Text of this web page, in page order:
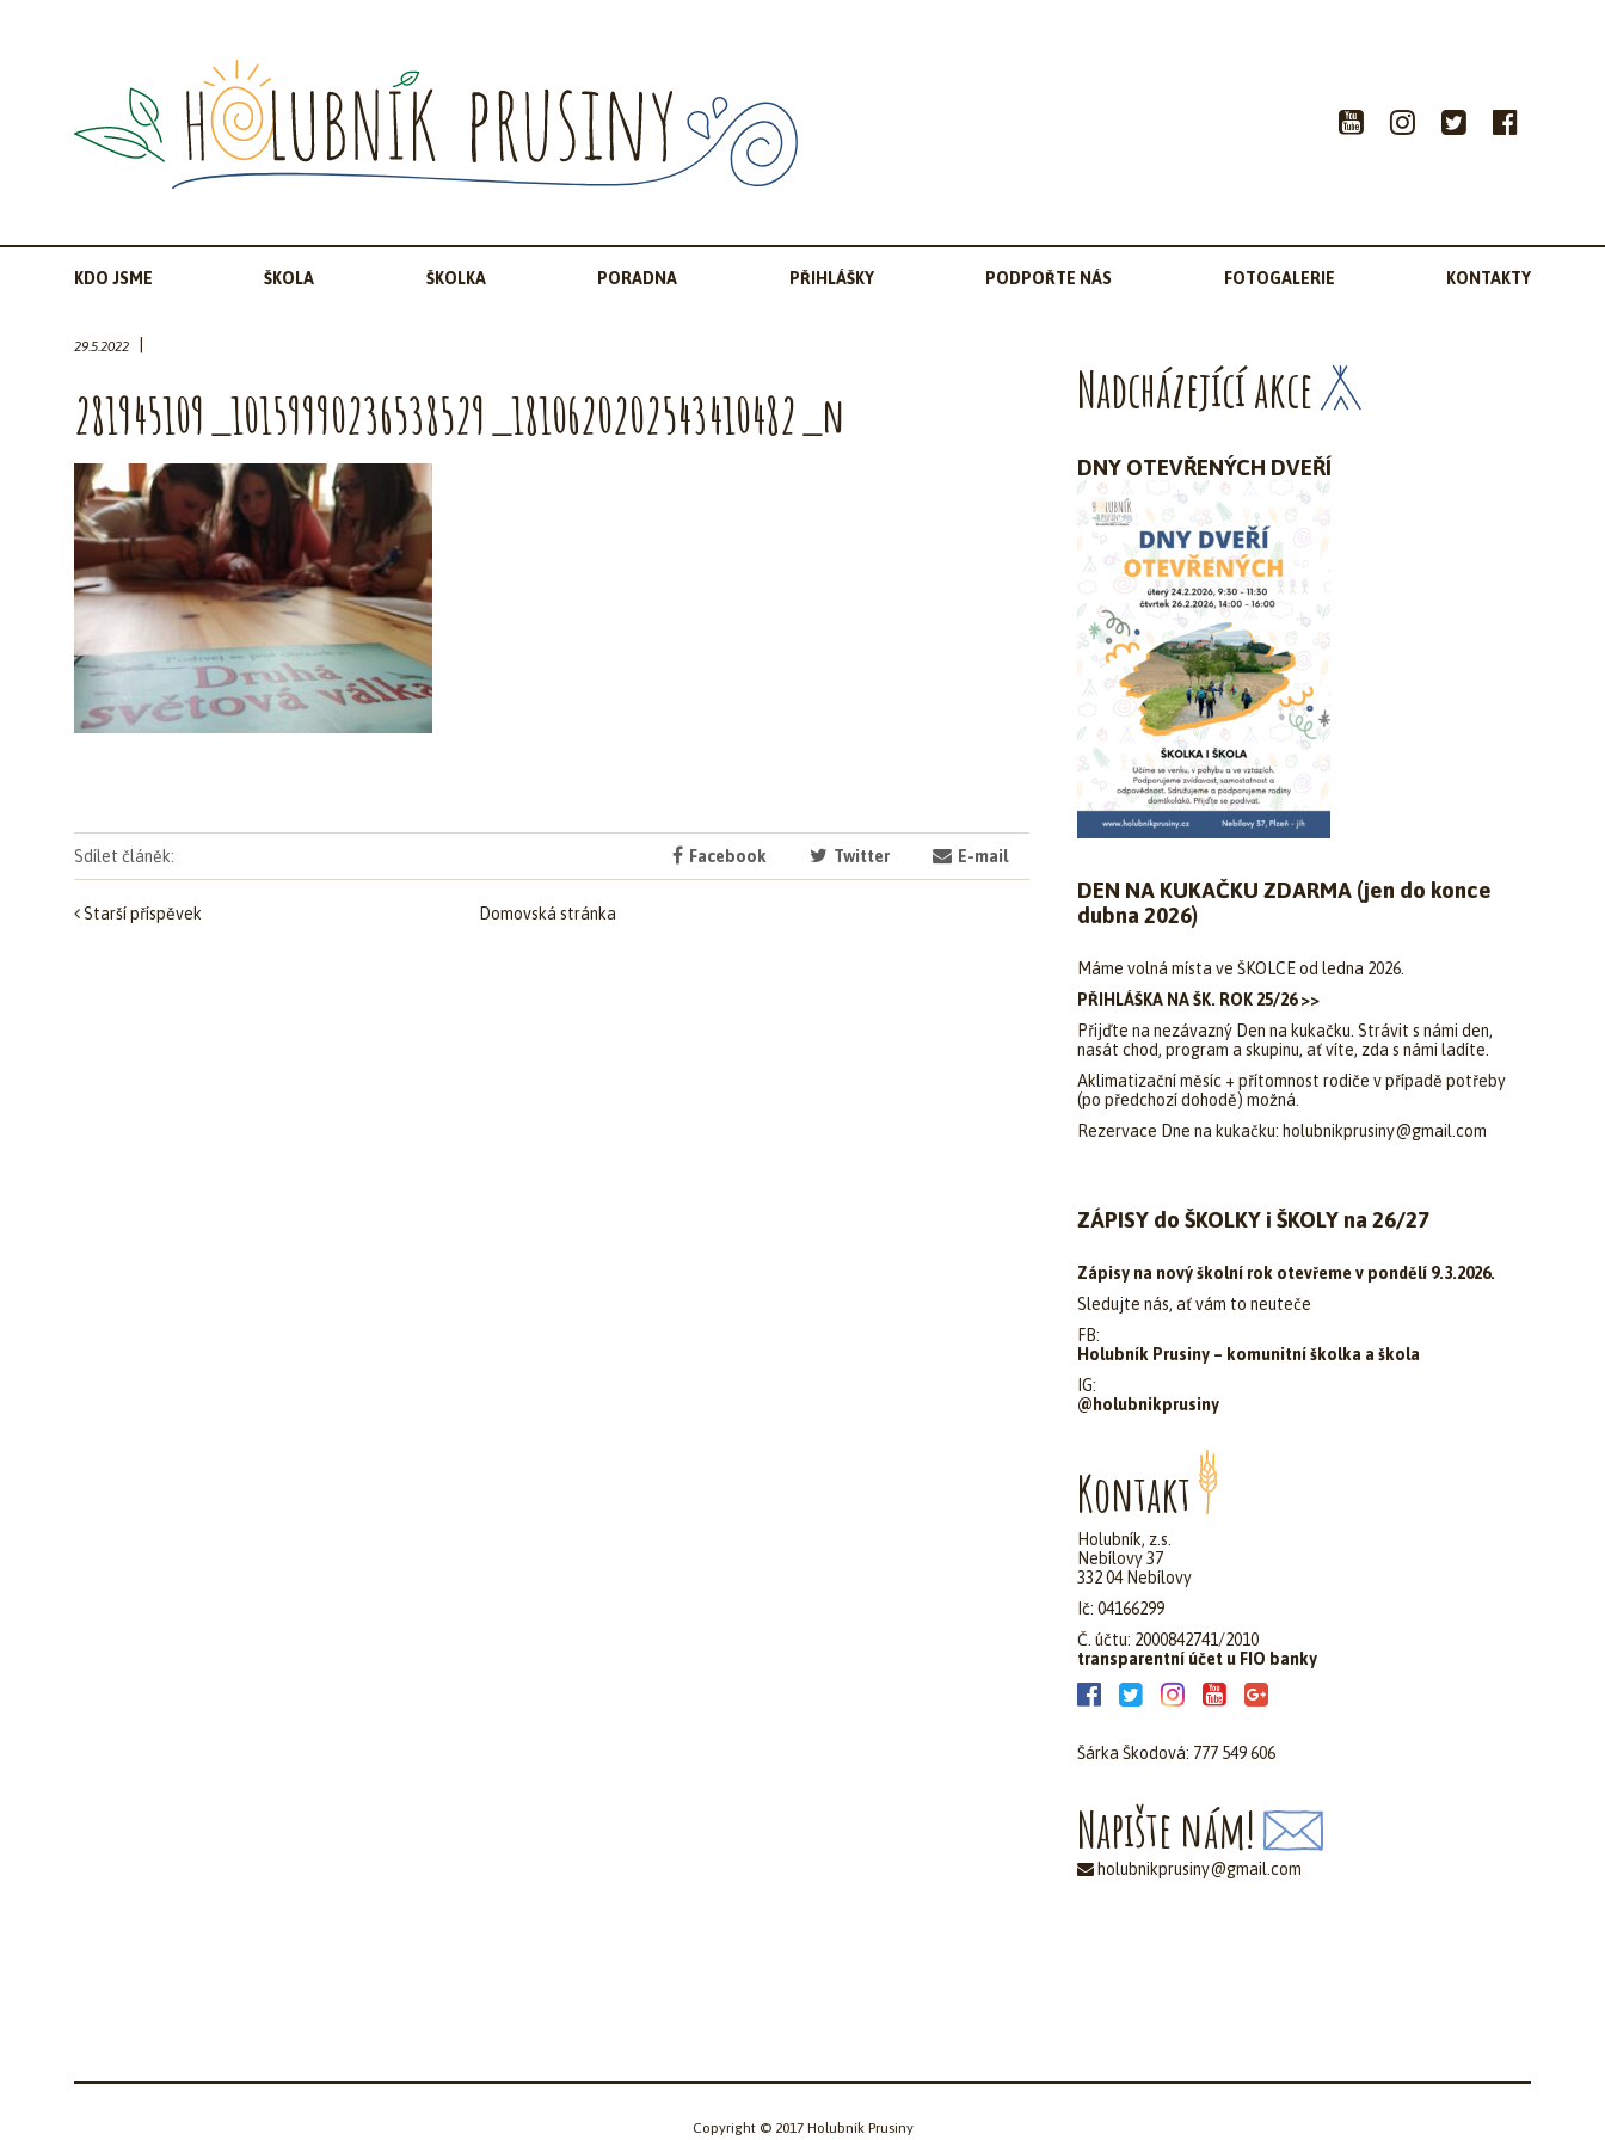
KDO JSME ŠKOLA ŠKOLKA PORADNA PŘIHLÁŠKY PODPOŘTE NÁS FOTOGALERIE KONTAKTY
29.5.2022
281945109_10159990236538529_1810620202543410482_n
Sdílet článěk: Facebook Twitter E-mail
Starší příspěvek Domovská stránka
Nadcházející akce
DNY OTEVŘENÝCH DVEŘÍ
DEN NA KUKAČKU ZDARMA (jen do konce
dubna 2026)
Máme volná místa ve ŠKOLCE od ledna 2026.
PŘIHLÁŠKA NA ŠK. ROK 25/26 >>
Přijďte na nezávazný Den na kukačku. Strávit s námi den,
nasát chod, program a skupinu, ať víte, zda s námi ladíte.
Aklimatizační měsíc + přítomnost rodiče v případě potřeby
(po předchozí dohodě) možná.
Rezervace Dne na kukačku: holubnikprusiny@gmail.com
ZÁPISY do ŠKOLKY i ŠKOLY na 26/27
Zápisy na nový školní rok otevřeme v pondělí 9.3.2026.
Sledujte nás, ať vám to neuteče
FB:
Holubník Prusiny – komunitní školka a škola
IG:
@holubnikprusiny
Kontakt
Holubník, z.s.
Nebílovy 37
332 04 Nebílovy
Ič: 04166299
Č. účtu: 2000842741/2010
transparentní účet u FIO banky
Šárka Škodová: 777 549 606
Napište nám!
holubnikprusiny@gmail.com
Copyright © 2017 Holubník Prusiny